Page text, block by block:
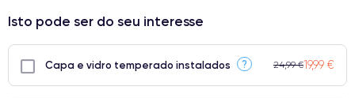
Isto pode ser do seu interesse
Capa e vidro temperado instalados ? 24,99 €19,99 €